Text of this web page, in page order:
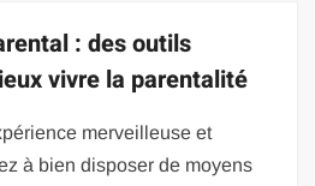
: des outils
vivre la parentalité
merveilleuse et
à bien disposer de moyens